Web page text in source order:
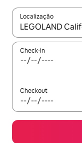
Localização
Quando os
Check-in
Checkout